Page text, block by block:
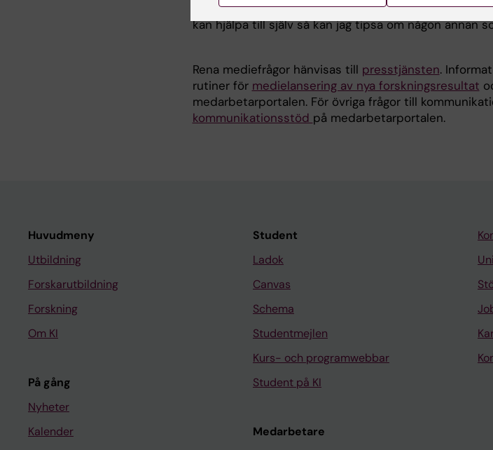
• Populärvetenskaplig kommunikation om KI:s
kan hjälpa till själv så kan jag tipsa om någon annan
Rena mediefrågor hänvisas till presstjänsten.
rutiner för medielansering av nya forskningsresultat
medarbetarportalen. För övriga frågor till
kommunikationsstöd på medarbetarportalen.
Huvudmeny
Utbildning
Forskarutbildning
Forskning
Om KI
På gång
Nyheter
Kalender
Student
Ladok
Canvas
Schema
Studentmejlen
Kurs- och programwebbar
Student på KI
Medarbetare